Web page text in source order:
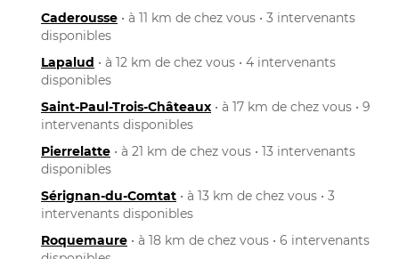
Caderousse • à 11 km de chez vous • 3 intervenants
disponibles
Lapalud • à 12 km de chez vous • 4 intervenants
disponibles
Saint-Paul-Trois-Châteaux • à 17 km de chez vous • 9
intervenants disponibles
Pierrelatte • à 21 km de chez vous • 13 intervenants
disponibles
Sérignan-du-Comtat • à 13 km de chez vous • 3
intervenants disponibles
Roquemaure • à 18 km de chez vous • 6 intervenants